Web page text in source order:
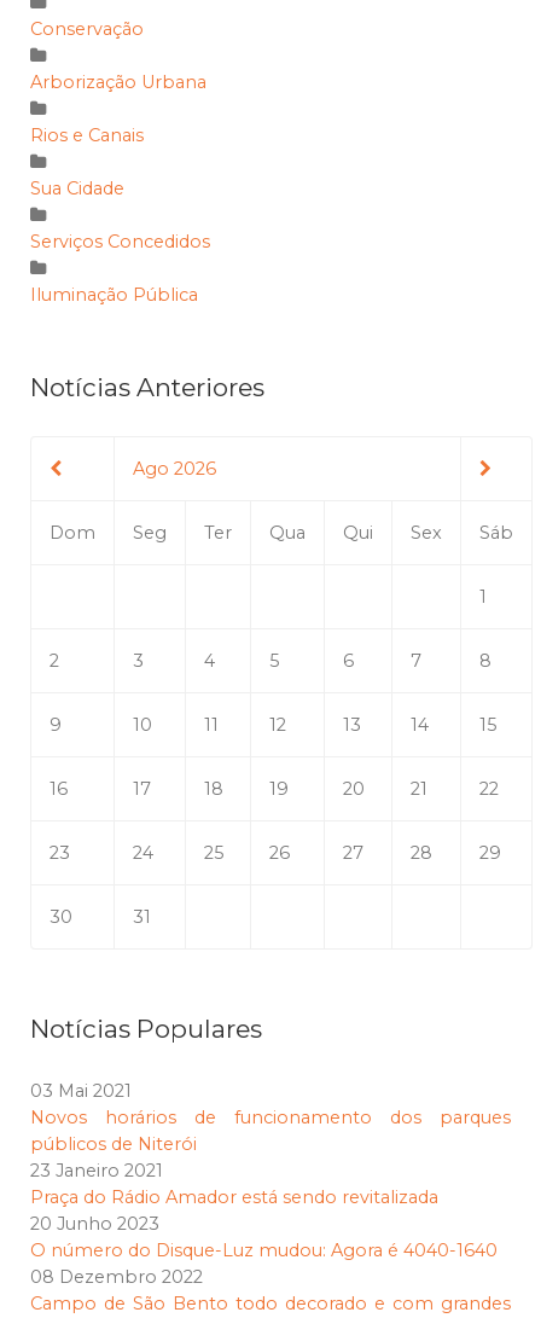
Conservação
Arborização Urbana
Rios e Canais
Sua Cidade
Serviços Concedidos
Iluminação Pública
Notícias Anteriores
Ago 2026
Dom Seg Ter Qua Qui Sex Sáb
1
2 3 4 5 6 7 8
9 10 11 12 13 14 15
16 17 18 19 20 21 22
23 24 25 26 27 28 29
30 31
Notícias Populares
03 Mai 2021
Novos horários de funcionamento dos parques
públicos de Niterói
23 Janeiro 2021
Praça do Rádio Amador está sendo revitalizada
20 Junho 2023
O número do Disque-Luz mudou: Agora é 4040-1640
08 Dezembro 2022
Campo de São Bento todo decorado e com grandes